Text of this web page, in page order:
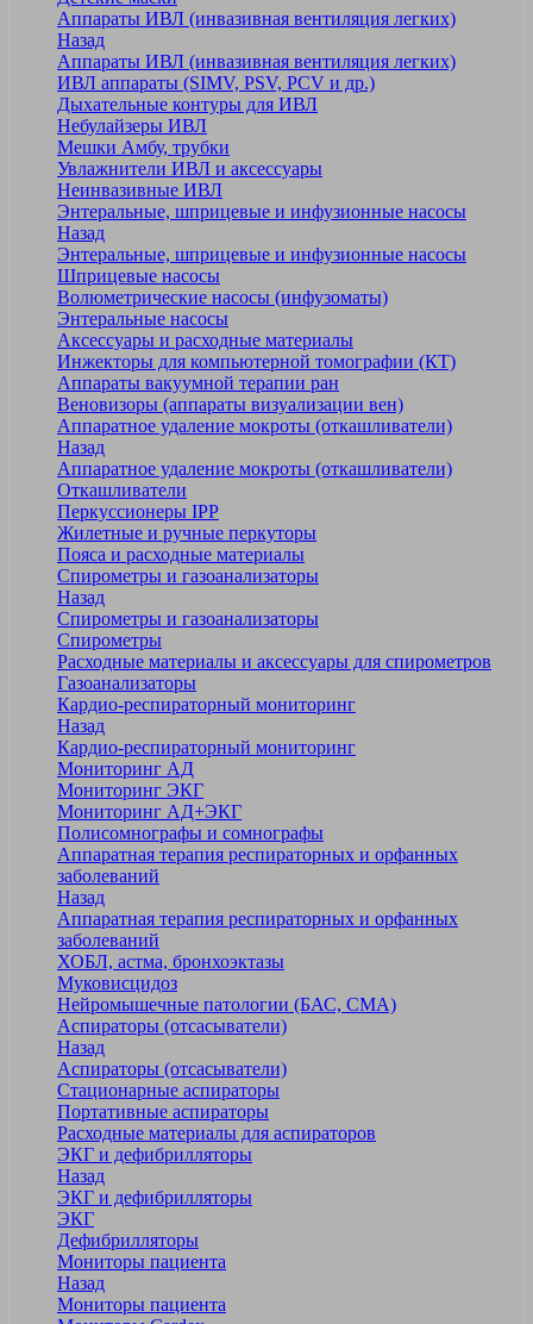
Аппараты ИВЛ (инвазивная вентиляция легких)
Назад
Аппараты ИВЛ (инвазивная вентиляция легких)
ИВЛ аппараты (SIMV, PSV, PCV и др.)
Дыхательные контуры для ИВЛ
Небулайзеры ИВЛ
Мешки Амбу, трубки
Увлажнители ИВЛ и аксессуары
Неинвазивные ИВЛ
Энтеральные, шприцевые и инфузионные насосы
Назад
Энтеральные, шприцевые и инфузионные насосы
Шприцевые насосы
Волюметрические насосы (инфузоматы)
Энтеральные насосы
Аксессуары и расходные материалы
Инжекторы для компьютерной томографии (КТ)
Аппараты вакуумной терапии ран
Веновизоры (аппараты визуализации вен)
Аппаратное удаление мокроты (откашливатели)
Назад
Аппаратное удаление мокроты (откашливатели)
Откашливатели
Перкуссионеры IPP
Жилетные и ручные перкуторы
Пояса и расходные материалы
Спирометры и газоанализаторы
Назад
Спирометры и газоанализаторы
Спирометры
Расходные материалы и аксессуары для спирометров
Газоанализаторы
Кардио-респираторный мониторинг
Назад
Кардио-респираторный мониторинг
Мониторинг АД
Мониторинг ЭКГ
Мониторинг АД+ЭКГ
Полисомнографы и сомнографы
Аппаратная терапия респираторных и орфанных
заболеваний
Назад
Аппаратная терапия респираторных и орфанных
заболеваний
ХОБЛ, астма, бронхоэктазы
Муковисцидоз
Нейромышечные патологии (БАС, СМА)
Аспираторы (отсасыватели)
Назад
Аспираторы (отсасыватели)
Стационарные аспираторы
Портативные аспираторы
Расходные материалы для аспираторов
ЭКГ и дефибрилляторы
Назад
ЭКГ и дефибрилляторы
ЭКГ
Дефибрилляторы
Мониторы пациента
Назад
Мониторы пациента